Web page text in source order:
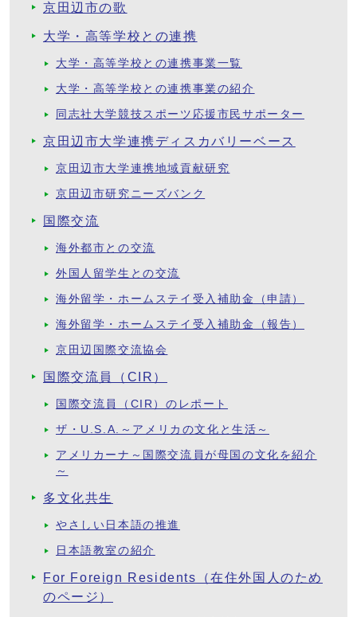
京田辺市の歌
大学・高等学校との連携
大学・高等学校との連携事業一覧
大学・高等学校との連携事業の紹介
同志社大学競技スポーツ応援市民サポーター
京田辺市大学連携ディスカバリーベース
京田辺市大学連携地域貢献研究
京田辺市研究ニーズバンク
国際交流
海外都市との交流
外国人留学生との交流
海外留学・ホームステイ受入補助金（申請）
海外留学・ホームステイ受入補助金（報告）
京田辺国際交流協会
国際交流員（CIR）
国際交流員（CIR）のレポート
ザ・U.S.A.～アメリカの文化と生活～
アメリカーナ～国際交流員が母国の文化を紹介
～
多文化共生
やさしい日本語の推進
日本語教室の紹介
For Foreign Residents（在住外国人のため
のページ）